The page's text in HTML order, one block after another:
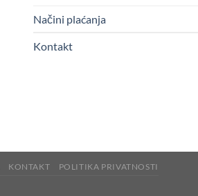
Načini plaćanja
Kontakt
KONTAKT POLITIKA PRIVATNOSTI